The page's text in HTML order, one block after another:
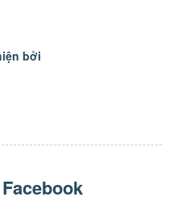
bởi